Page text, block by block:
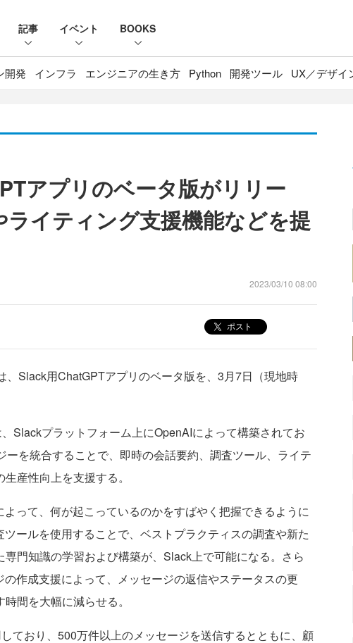
記事 イベント BOOKS
開発 インフラ エンジニアの生き方 Python 開発ツール UX／デザイ
アプリのベータ版がリリー
ライティング支援機能などを提
2023/03/10 08:00
ポスト
Slack用ChatGPTアプリのベータ版を、3月7日（現地時
Slackプラットフォーム上にOpenAIによって構築されてお
ーを統合することで、即時の会話要約、調査ツール、ライテ
産性向上を支援する。
って、何が起こっているのかをすばやく把握できるように
ールを使用することで、ベストプラクティスの調査や新た
門知識の学習および構築が、Slack上で可能になる。さら
作成支援によって、メッセージの返信やステータスの更
間を大幅に減らせる。
ており、500万件以上のメッセージを送信するとともに、顧